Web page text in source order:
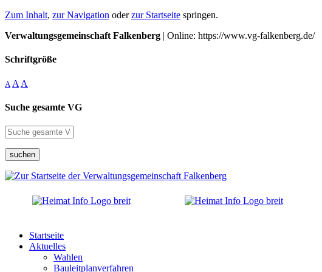
Zum Inhalt, zur Navigation oderzur Startseite springen.
Verwaltungsgemeinschaft Falkenberg | Online: https://www.vg-falkenberg.de/
Schriftgröße
A A A
Suche gesamte VG
suchen
Startseite
Aktuelles
Wahlen
Bauleitplanverfahren